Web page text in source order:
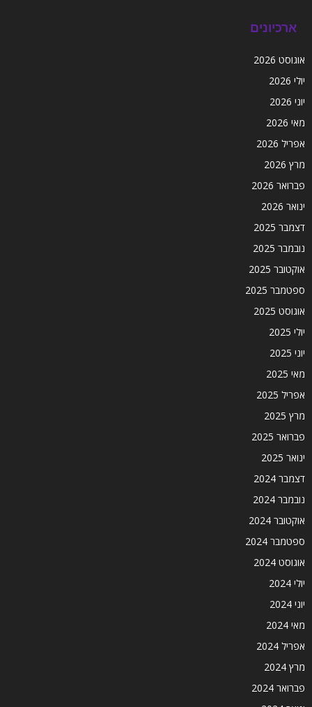
ארכיונים
אוגוסט 2026
יולי 2026
יוני 2026
מאי 2026
אפריל 2026
מרץ 2026
פברואר 2026
ינואר 2026
דצמבר 2025
נובמבר 2025
אוקטובר 2025
ספטמבר 2025
אוגוסט 2025
יולי 2025
יוני 2025
מאי 2025
אפריל 2025
מרץ 2025
פברואר 2025
ינואר 2025
דצמבר 2024
נובמבר 2024
אוקטובר 2024
ספטמבר 2024
אוגוסט 2024
יולי 2024
יוני 2024
מאי 2024
אפריל 2024
מרץ 2024
פברואר 2024